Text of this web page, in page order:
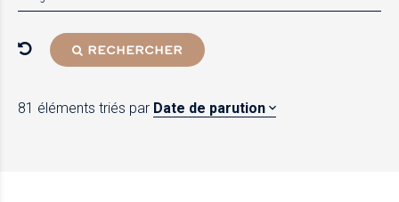
RECHERCHER
81 éléments triés par Date de parution